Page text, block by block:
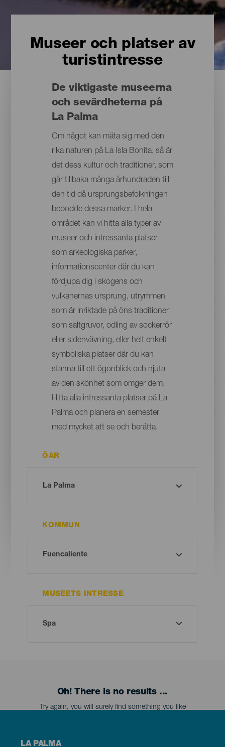
Museer och platser av
turistintresse
De viktigaste museerna
och sevärdheterna på
La Palma
Om något kan mäta sig med den
rika naturen på La Isla Bonita, så är
det dess kultur och traditioner, som
går tillbaka många århundraden till
den tid då ursprungsbefolkningen
bebodde dessa marker. I hela
området kan vi hitta alla typer av
museer och intressanta platser
som arkeologiska parker,
informationscenter där du kan
fördjupa dig i skogens och
vulkanernas ursprung, utrymmen
som är inriktade på öns traditioner
som saltgruvor, odling av sockerrör
eller sidenvävning, eller helt enkelt
symboliska platser där du kan
stanna till ett ögonblick och njuta
av den skönhet som omger dem.
Hitta alla intressanta platser på La
Palma och planera en semester
med mycket att se och berätta.
ÖAR
KOMMUN
MUSEETS INTRESSE
Oh! There is no results ...
Try again, you will surely find something you like
Menú
LA PALMA